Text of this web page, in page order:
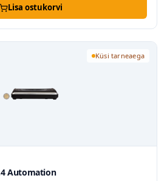
Lisa ostukorvi
Küsi tarneaega
Automation